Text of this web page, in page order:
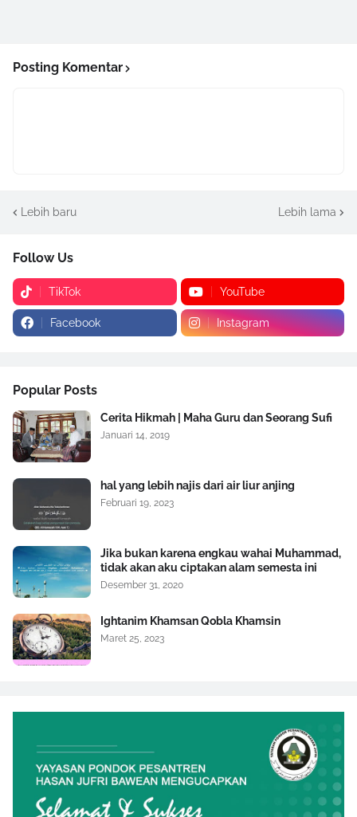
Posting Komentar
Lebih baru Lebih lama
Follow Us
TikTok YouTube
Facebook Instagram
Popular Posts
Cerita Hikmah | Maha Guru dan Seorang Sufi
Januari 14, 2019
hal yang lebih najis dari air liur anjing
Februari 19, 2023
Jika bukan karena engkau wahai Muhammad,
tidak akan aku ciptakan alam semesta ini
Desember 31, 2020
Ightanim Khamsan Qobla Khamsin
Maret 25, 2023